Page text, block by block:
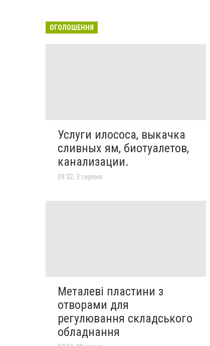
ОГОЛОШЕННЯ
Услуги илососа, выкачка
сливных ям, биотуалетов,
канализации.
09:32, 3 серпня
Металеві пластини з
отворами для
регулювання складського
обладнання